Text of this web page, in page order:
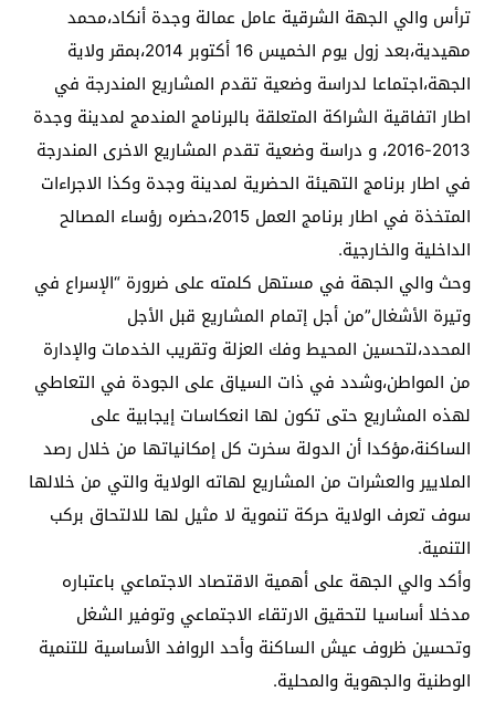
ترأس والي الجهة الشرقية عامل عمالة وجدة أنكاد،محمد
مهيدية،بعد زول يوم الخميس 16 أكتوبر 2014،بمقر ولاية
الجهة،اجتماعا لدراسة وضعية تقدم المشاريع المندرجة في
اطار اتفاقية الشراكة المتعلقة بالبرنامج المندمج لمدينة وجدة
2013-2016، و دراسة وضعية تقدم المشاريع الاخرى المندرجة
في اطار برنامج التهيئة الحضرية لمدينة وجدة وكذا الاجراءات
المتخذة في اطار برنامج العمل 2015،حضره رؤساء المصالح
الداخلية والخارجية.
وحث والي الجهة في مستهل كلمته على ضرورة “الإسراع في
وتيرة الأشغال”من أجل إتمام المشاريع قبل الأجل
المحدد،لتحسين المحيط وفك العزلة وتقريب الخدمات والإدارة
من المواطن،وشدد في ذات السياق على الجودة في التعاطي
لهذه المشاريع حتى تكون لها انعكاسات إيجابية على
الساكنة،مؤكدا أن الدولة سخرت كل إمكانياتها من خلال رصد
الملايير والعشرات من المشاريع لهاته الولاية والتي من خلالها
سوف تعرف الولاية حركة تنموية لا مثيل لها للالتحاق بركب
التنمية.
وأكد والي الجهة على أهمية الاقتصاد الاجتماعي باعتباره
مدخلا أساسيا لتحقيق الارتقاء الاجتماعي وتوفير الشغل
وتحسين ظروف عيش الساكنة وأحد الروافد الأساسية للتنمية
الوطنية والجهوية والمحلية.